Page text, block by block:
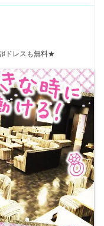
♯ドレスも無料★